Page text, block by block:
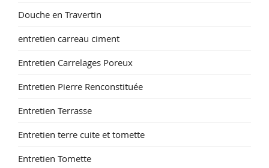
Douche en Travertin
entretien carreau ciment
Entretien Carrelages Poreux
Entretien Pierre Renconstituée
Entretien Terrasse
Entretien terre cuite et tomette
Entretien Tomette